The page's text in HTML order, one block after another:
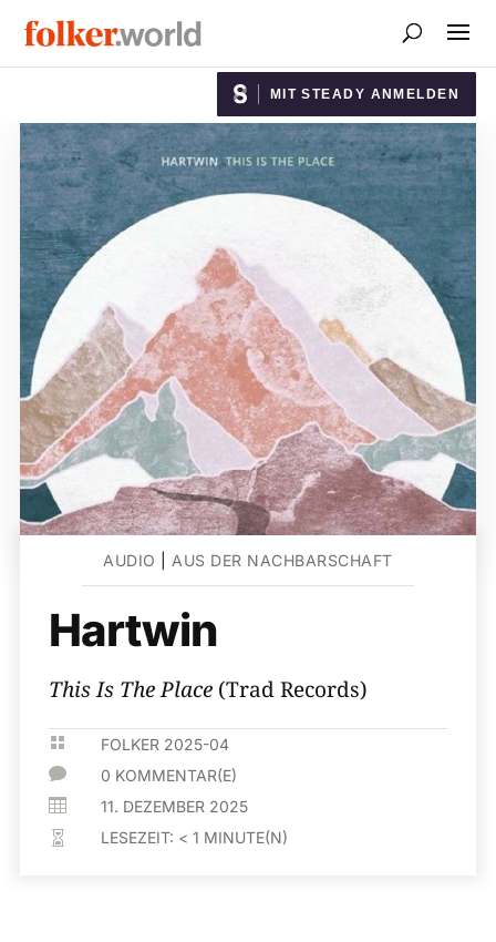
MIT STEADY ANMELDEN
AUDIO AUS DER NACHBARSCHAFT
Hartwin
This Is The Place (Trad Records)
 FOLKER 2025-04
 0 KOMMENTAR(E)
 11. DEZEMBER 2025
 LESEZEIT: < 1 MINUTE(N)